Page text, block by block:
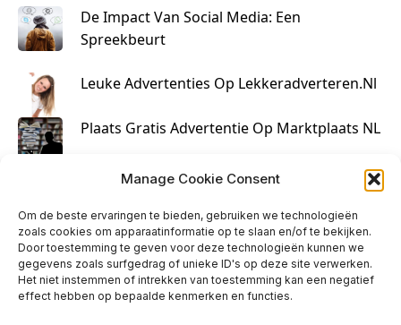
Manage Cookie Consent
Om de beste ervaringen te bieden, gebruiken we technologieën
zoals cookies om apparaatinformatie op te slaan en/of te bekijken.
Door toestemming te geven voor deze technologieën kunnen we
gegevens zoals surfgedrag of unieke ID's op deze site verwerken.
Het niet instemmen of intrekken van toestemming kan een negatief
effect hebben op bepaalde kenmerken en functies.
De Impact Van Social Media: Een
Spreekbeurt
Leuke Advertenties Op Lekkeradverteren.nl
Plaats Gratis Advertentie Op Marktplaats NL
Kruisbestuiving Voor Succesvolle Marketing